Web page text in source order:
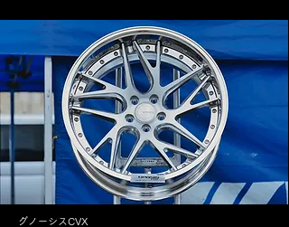
グノーシスCVX